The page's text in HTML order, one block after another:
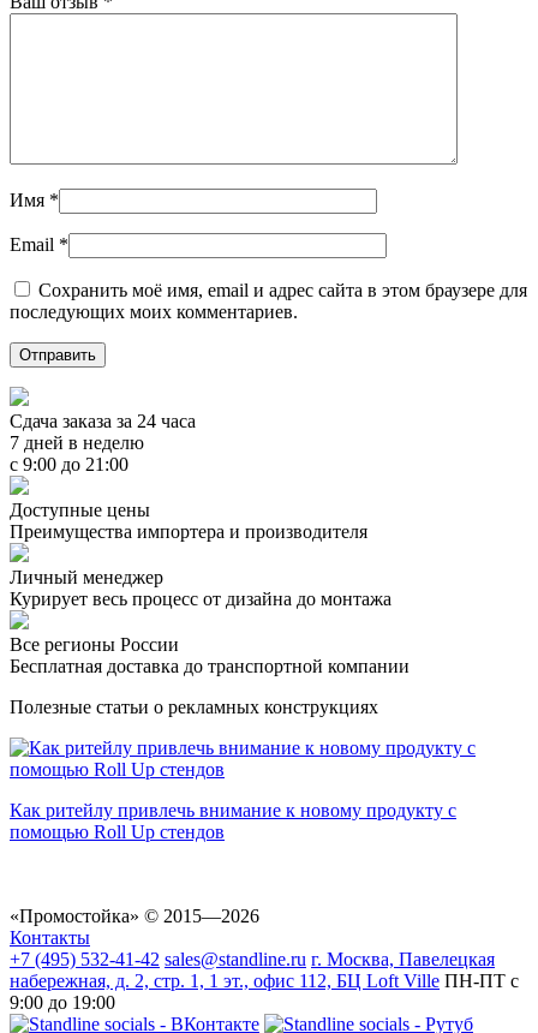
Имя *
Email *
Сохранить моё имя, email и адрес сайта в этом браузере для
последующих моих комментариев.
Сдача заказа за 24 часа
7 дней в неделю
с 9:00 до 21:00
Доступные цены
Преимущества импортера и производителя
Личный менеджер
Курирует весь процесс от дизайна до монтажа
Все регионы России
Бесплатная доставка до транспортной компании
Полезные статьи о рекламных конструкциях
Как ритейлу привлечь внимание к новому продукту с
помощью Roll Up стендов
«Промостойка» © 2015—2026
Контакты
+7 (495) 532-41-42 sales@standline.ru г. Москва, Павелецкая
набережная, д. 2, стр. 1, 1 эт., офис 112, БЦ Loft Ville ПН-ПТ с
9:00 до 19:00